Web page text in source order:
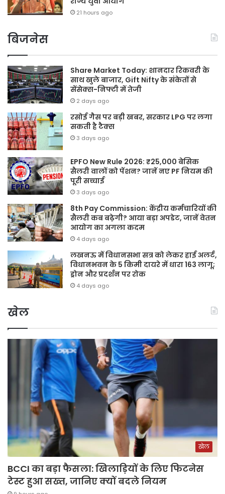
21 hours ago
बिजनेस
Share Market Today: शानदार रिकवरी के
साथ खुले बाजार, Gift Nifty के संकेतों से
सेंसेक्स-निफ्टी में तेजी
2 days ago
रसोई गैस पर बड़ी खबर, सरकार LPG पर लगा
सकती है टैक्स
3 days ago
EPFO New Rule 2026: ₹25,000 बेसिक
सैलरी वालों को पेंशन? जानें नए PF नियम की
पूरी सच्चाई
3 days ago
8th Pay Commission: केंद्रीय कर्मचारियों की
सैलरी कब बढ़ेगी? आया बड़ा अपडेट, जानें वेतन
आयोग का अगला कदम
4 days ago
लखनऊ में विधानसभा सत्र को लेकर हाई अलर्ट,
विधानभवन के 5 किमी दायरे में धारा 163 लागू;
ड्रोन और प्रदर्शन पर रोक
4 days ago
खेल
खेल
BCCI का बड़ा फैसला: खिलाड़ियों के लिए फिटनेस
टेस्ट हुआ सख्त, जानिए क्यों बदले नियम